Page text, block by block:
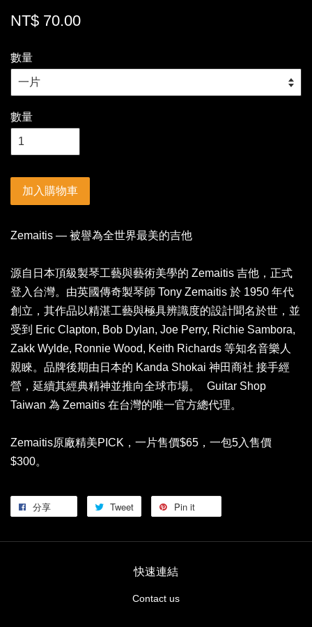
NT$ 70.00
數量
數量
加入購物車
Zemaitis — 被譽為全世界最美的吉他
源自日本頂級製琴工藝與藝術美學的 Zemaitis 吉他，正式
登入台灣。由英國傳奇製琴師 Tony Zemaitis 於 1950 年代
創立，其作品以精湛工藝與極具辨識度的設計聞名於世，並
受到 Eric Clapton, Bob Dylan, Joe Perry, Richie Sambora,
Zakk Wylde, Ronnie Wood, Keith Richards 等知名音樂人
親睞。品牌後期由日本的 Kanda Shokai 神田商社 接手經
營，延續其經典精神並推向全球市場。 Guitar Shop
Taiwan 為 Zemaitis 在台灣的唯一官方總代理。
Zemaitis原廠精美PICK，一片售價$65，一包5入售價
$300。
分享 Tweet Pin it
快速連結
Contact us